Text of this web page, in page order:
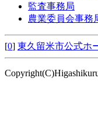
監査事務局
農業委員会事務
[0] 東久留米市公式ホ